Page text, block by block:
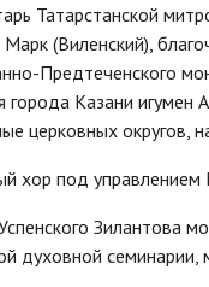
Татарстанской
(Виленский),
Предтеченского
Казани игумен
церковных округов,
хор под
Зилантова
духовной